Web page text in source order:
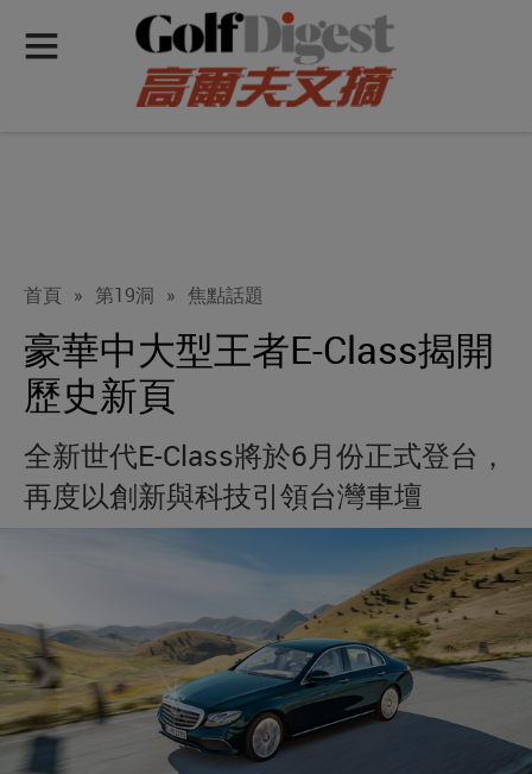
首頁 » 第19洞 » 焦點話題
豪華中大型王者E-Class揭開
歷史新頁
全新世代E-Class將於6月份正式登台，
再度以創新與科技引領台灣車壇